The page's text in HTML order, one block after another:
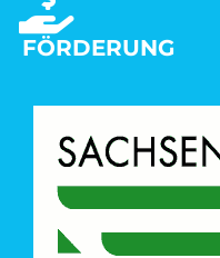
FÖRDERUNG